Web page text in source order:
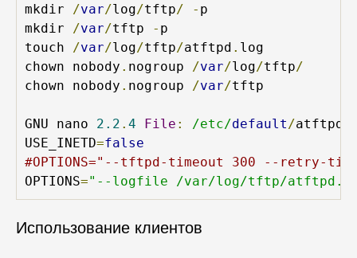
mkdir
/var/log/tftp/ - p
mkdir
/var/tftp - p
touch
/var/log/tftp/atftpd . log
chown nobody . nogroup /var/log/tftp/
chown nobody . nogroup /var/tftp
GNU nano 2.2 . 4 File : /etc/default /atftpd
USE_INETD=false
#OPTIONS="--tftpd-timeout 300 --retry-
OPTIONS="--logfile /var/log/tftp/atftpd.log
Использование клиентов